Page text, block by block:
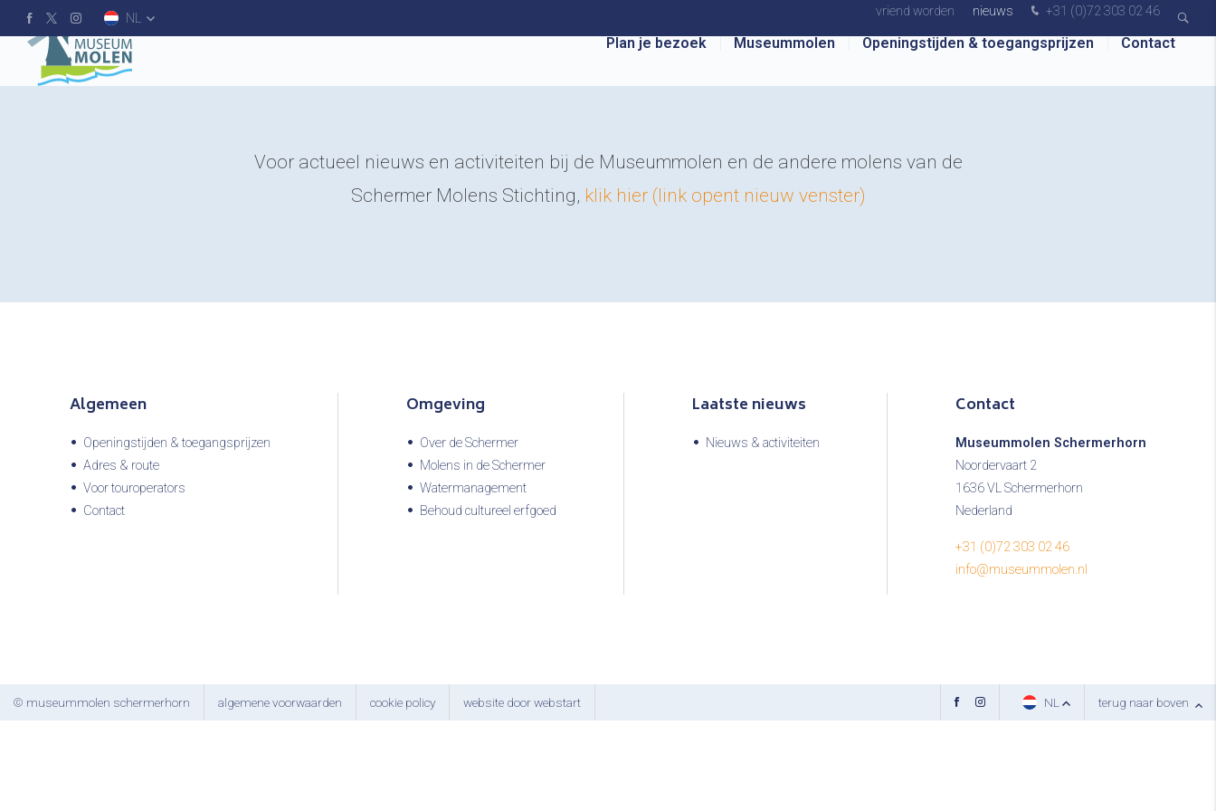
NL +31 (0)72 303 02 46
vriend worden nieuws
Plan je bezoek Museummolen Openingstijden & toegangsprijzen Contact
Nieuws Nieuws & activiteiten
Voor actueel nieuws en activiteiten bij de Museummolen en de andere molens van de
Schermer Molens Stichting, klik hier (link opent nieuw venster)
Algemeen
Openingstijden & toegangsprijzen
Adres & route
Voor touroperators
Contact
Omgeving
Over de Schermer
Molens in de Schermer
Watermanagement
Behoud cultureel erfgoed
Laatste nieuws
Nieuws & activiteiten
Contact
Museummolen Schermerhorn
Noordervaart 2
1636 VL Schermerhorn
Nederland
+31 (0)72 303 02 46
info@museummolen.nl
© museummolen schermerhorn algemene voorwaarden cookie policy website door webstart NL terug naar boven